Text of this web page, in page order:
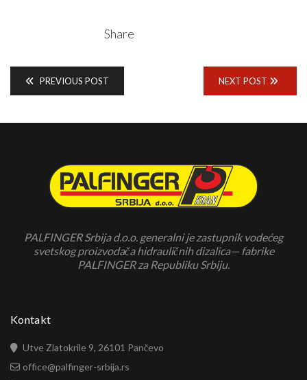
Share
PREVIOUS POST NEXT POST
PALFINGER Srbija d.o.o. generalni je zastupnik vodećeg
svetskog proizvodača hidrauličnih dizalica— fabrike
PALFINGER za Republiku Srbiju.
Kontakt
Utve Zlatokrile 9, 26101 Pančevo
office@palfinger-srbija.rs